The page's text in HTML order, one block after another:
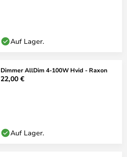
Auf Lager.
Dimmer AllDim 4-100W Hvid - Raxon
22,00 €
Auf Lager.